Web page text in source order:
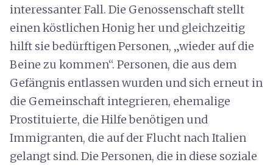
interessanter Fall. Die Genossenschaft stellt
einen köstlichen Honig her und gleichzeitig
hilft sie bedürftigen Personen, „wieder auf die
Beine zu kommen“. Personen, die aus dem
Gefängnis entlassen wurden und sich erneut in
die Gemeinschaft integrieren, ehemalige
Prostituierte, die Hilfe benötigen und
Immigranten, die auf der Flucht nach Italien
gelangt sind. Die Personen, die in diese soziale